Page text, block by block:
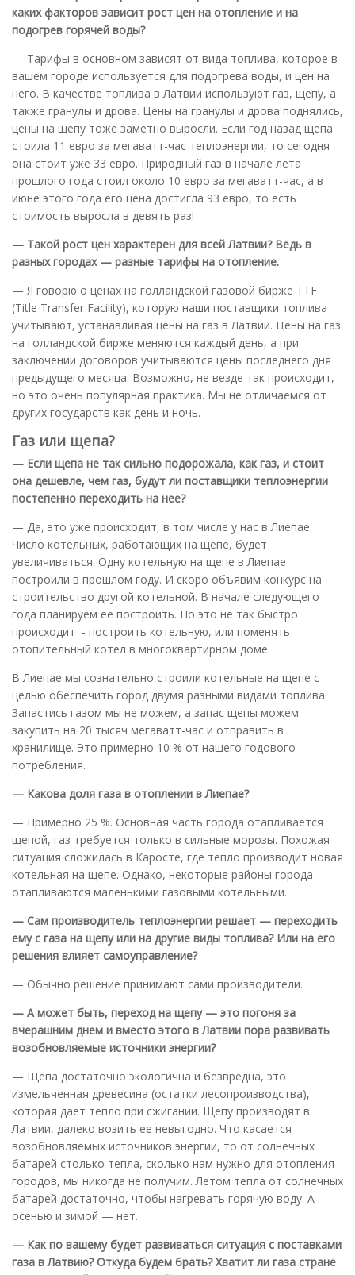
каких факторов зависит рост цен на отопление и на
подогрев горячей воды?
— Тарифы в основном зависят от вида топлива, которое в
вашем городе используется для подогрева воды, и цен на
него. В качестве топлива в Латвии используют газ, щепу, а
также гранулы и дрова. Цены на гранулы и дрова поднялись,
цены на щепу тоже заметно выросли. Если год назад щепа
стоила 11 евро за мегаватт-час теплоэнергии, то сегодня
она стоит уже 33 евро. Природный газ в начале лета
прошлого года стоил около 10 евро за мегаватт-час, а в
июне этого года его цена достигла 93 евро, то есть
стоимость выросла в девять раз!
— Такой рост цен характерен для всей Латвии? Ведь в
разных городах — разные тарифы на отопление.
— Я говорю о ценах на голландской газовой бирже TTF
(Title Transfer Facility), которую наши поставщики топлива
учитывают, устанавливая цены на газ в Латвии. Цены на газ
на голландской бирже меняются каждый день, а при
заключении договоров учитываются цены последнего дня
предыдущего месяца. Возможно, не везде так происходит,
но это очень популярная практика. Мы не отличаемся от
других государств как день и ночь.
Газ или щепа?
— Если щепа не так сильно подорожала, как газ, и стоит
она дешевле, чем газ, будут ли поставщики теплоэнергии
постепенно переходить на нее?
— Да, это уже происходит, в том числе у нас в Лиепае.
Число котельных, работающих на щепе, будет
увеличиваться. Одну котельную на щепе в Лиепае
построили в прошлом году. И скоро объявим конкурс на
строительство другой котельной. В начале следующего
года планируем ее построить. Но это не так быстро
происходит - построить котельную, или поменять
отопительный котел в многоквартирном доме.
В Лиепае мы сознательно строили котельные на щепе с
целью обеспечить город двумя разными видами топлива.
Запастись газом мы не можем, а запас щепы можем
закупить на 20 тысяч мегаватт-час и отправить в
хранилище. Это примерно 10 % от нашего годового
потребления.
— Какова доля газа в отоплении в Лиепае?
— Примерно 25 %. Основная часть города отапливается
щепой, газ требуется только в сильные морозы. Похожая
ситуация сложилась в Каросте, где тепло производит новая
котельная на щепе. Однако, некоторые районы города
отапливаются маленькими газовыми котельными.
— Сам производитель теплоэнергии решает — переходить
ему с газа на щепу или на другие виды топлива? Или на его
решения влияет самоуправление?
— Обычно решение принимают сами производители.
— А может быть, переход на щепу — это погоня за
вчерашним днем и вместо этого в Латвии пора развивать
возобновляемые источники энергии?
— Щепа достаточно экологична и безвредна, это
измельченная древесина (остатки лесопроизводства),
которая дает тепло при сжигании. Щепу производят в
Латвии, далеко возить ее невыгодно. Что касается
возобновляемых источников энергии, то от солнечных
батарей столько тепла, сколько нам нужно для отопления
городов, мы никогда не получим. Летом тепла от солнечных
батарей достаточно, чтобы нагревать горячую воду. А
осенью и зимой — нет.
— Как по вашему будет развиваться ситуация с поставками
газа в Латвию? Откуда будем брать? Хватит ли газа стране